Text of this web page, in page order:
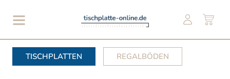
TISCHPLATTEN REGALBÖDEN